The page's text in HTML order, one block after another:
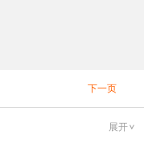
下一页
展开